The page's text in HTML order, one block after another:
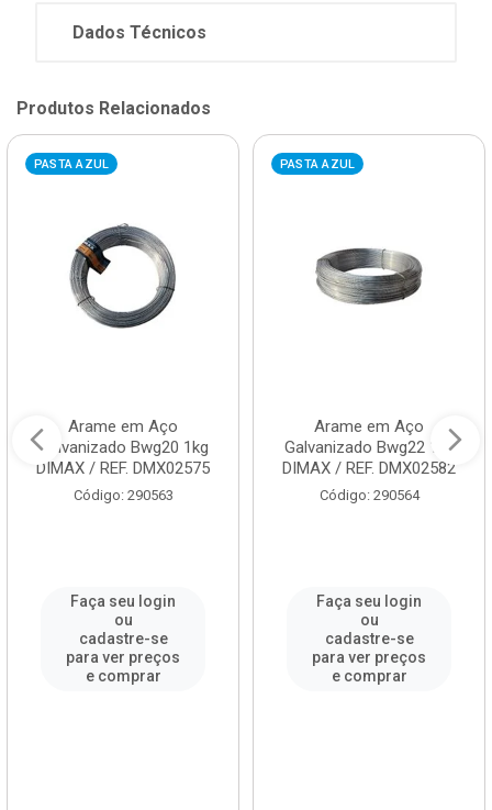
Dados Técnicos
Produtos Relacionados
PASTA AZUL
Arame em Aço
Galvanizado Bwg20 1kg
DIMAX / REF. DMX02575
Código: 290563
Faça seu login
ou
cadastre-se
para ver preços
e comprar
PASTA AZUL
Arame em Aço
Galvanizado Bwg22 1kg
DIMAX / REF. DMX02582
Código: 290564
Faça seu login
ou
cadastre-se
para ver preços
e comprar